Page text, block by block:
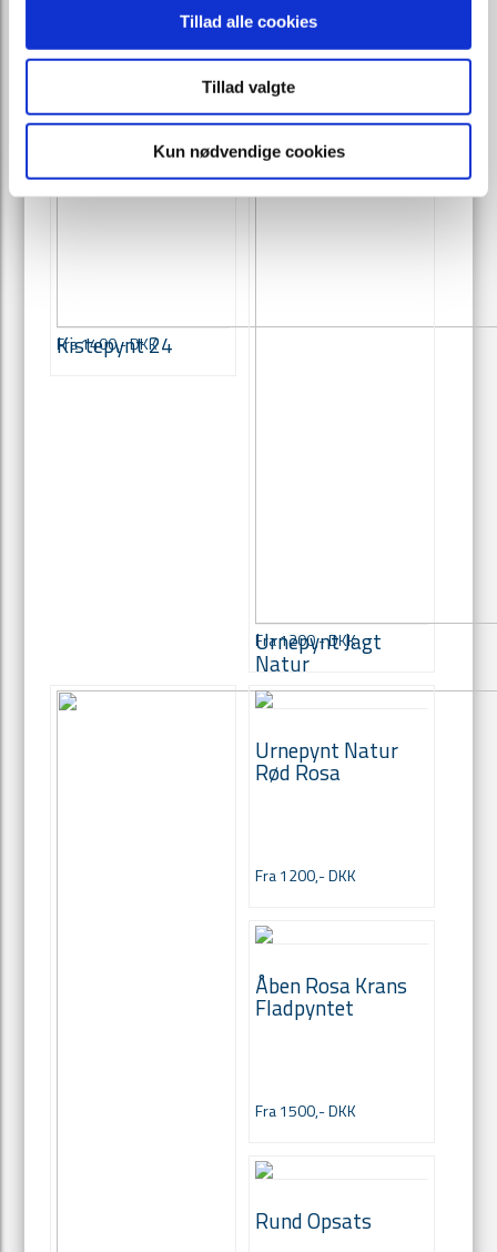
Tillad alle cookies
Tillad valgte
Kun nødvendige cookies
Kistepynt 24
Fra 1400,- DKK
Urnepynt Jagt
Natur
Fra 1200,- DKK
Urnepynt Natur
Rød Rosa
Fra 1200,- DKK
Åben Rosa Krans
Fladpyntet
Fra 1500,- DKK
Rund Opsats